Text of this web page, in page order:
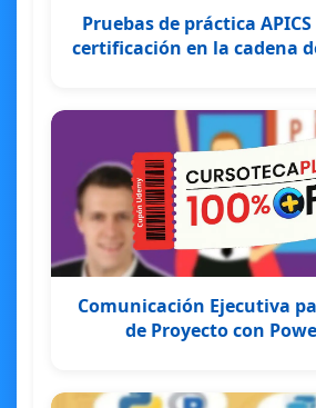
Pruebas de práctica APICS
certificación en la cadena
Comunicación Ejecutiva
de Proyecto con